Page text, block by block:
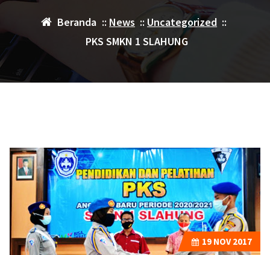
Beranda :: News :: Uncategorized ::
PKS SMKN 1 SLAHUNG
19 NOV 2017